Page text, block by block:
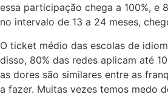
essa participação chega a 100%, e
no intervalo de 13 a 24 meses,
O ticket médio das escolas de
disso, 80% das redes aplicam até
as dores são similares entre as
a fazer. Muitas vezes temos medo